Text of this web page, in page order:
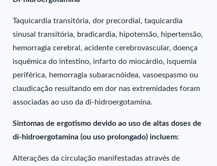
Taquicardia transitória, dor precordial, taquicardia
sinusal transitória, bradicardia, hipotensão, hipertensão,
hemorragia cerebral, acidente cerebrovascular, doença
isquêmica do intestino, infarto do miocárdio, isquemia
periférica, hemorragia subaracnóidea, vasoespasmo ou
claudicação resultando em dor nas extremidades foram
associadas ao uso da di-hidroergotamina.
Sintomas de ergotismo devido ao uso de altas doses de
di-hidroergotamina (ou uso prolongado) incluem:
Alterações da circulação manifestadas através de